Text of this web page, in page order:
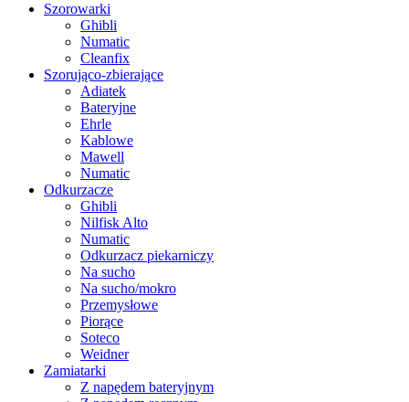
Szorowarki
Ghibli
Numatic
Cleanfix
Szorująco-zbierające
Adiatek
Bateryjne
Ehrle
Kablowe
Mawell
Numatic
Odkurzacze
Ghibli
Nilfisk Alto
Numatic
Odkurzacz piekarniczy
Na sucho
Na sucho/mokro
Przemysłowe
Piorące
Soteco
Weidner
Zamiatarki
Z napędem bateryjnym